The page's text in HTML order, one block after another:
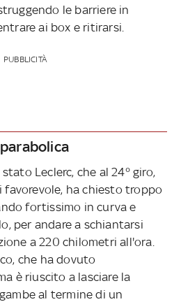
le barriere in
ai box e ritirarsi.
PUBBLICITÀ
Leclerc, che al 24° giro,
ha chiesto troppo
fortissimo in curva e
per andare a schiantarsi
a 220 chilometri all'ora.
che ha dovuto
è riuscito a lasciare la
al termine di un